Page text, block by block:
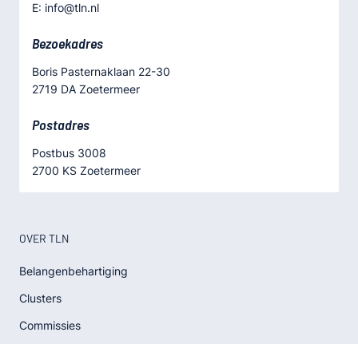
E: info@tln.nl
Bezoekadres
Boris Pasternaklaan 22-30
2719 DA Zoetermeer
Postadres
Postbus 3008
2700 KS Zoetermeer
OVER TLN
Belangenbehartiging
Clusters
Commissies